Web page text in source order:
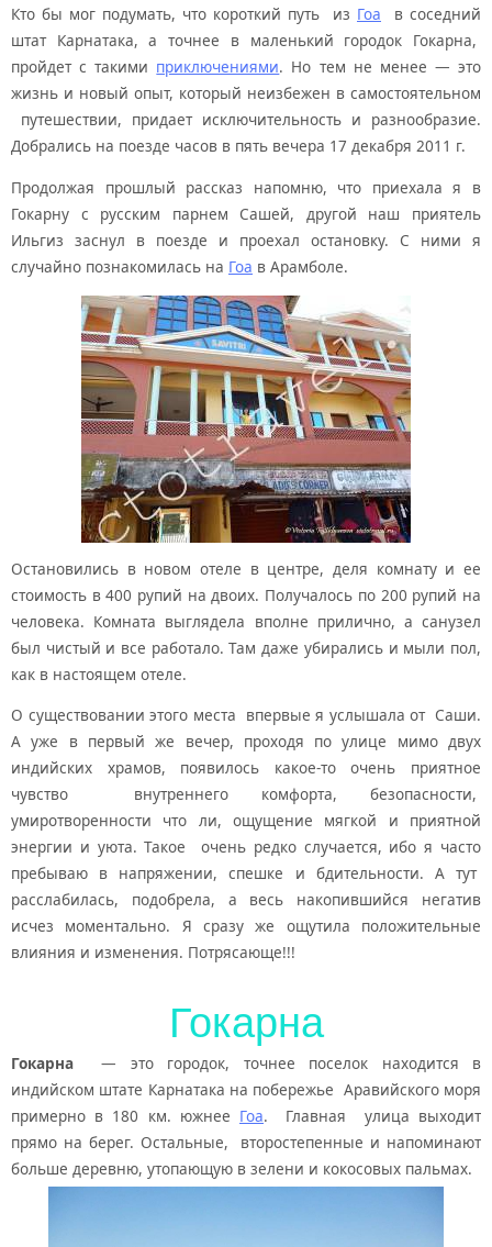
Кто бы мог подумать, что короткий путь из Гоа в соседний
штат Карнатака, а точнее в маленький городок Гокарна,
пройдет с такими приключениями. Но тем не менее — это
жизнь и новый опыт, который неизбежен в самостоятельном
путешествии, придает исключительность и разнообразие.
Добрались на поезде часов в пять вечера 17 декабря 2011 г.
Продолжая прошлый рассказ напомню, что приехала я в
Гокарну с русским парнем Сашей, другой наш приятель
Ильгиз заснул в поезде и проехал остановку. С ними я
случайно познакомилась на Гоа в Арамболе.
Остановились в новом отеле в центре, деля комнату и ее
стоимость в 400 рупий на двоих. Получалось по 200 рупий на
человека. Комната выглядела вполне прилично, а санузел
был чистый и все работало. Там даже убирались и мыли пол,
как в настоящем отеле.
О существовании этого места впервые я услышала от Саши.
А уже в первый же вечер, проходя по улице мимо двух
индийских храмов, появилось какое-то очень приятное
чувство внутреннего комфорта, безопасности,
умиротворенности что ли, ощущение мягкой и приятной
энергии и уюта. Такое очень редко случается, ибо я часто
пребываю в напряжении, спешке и бдительности. А тут
расслабилась, подобрела, а весь накопившийся негатив
исчез моментально. Я сразу же ощутила положительные
влияния и изменения. Потрясающе!!!
Гокарна
Гокарна
— это городок, точнее поселок находится в
индийском штате Карнатака на побережье Аравийского моря
примерно в 180 км. южнее Гоа. Главная улица выходит
прямо на берег. Остальные, второстепенные и напоминают
больше деревню, утопающую в зелени и кокосовых пальмах.